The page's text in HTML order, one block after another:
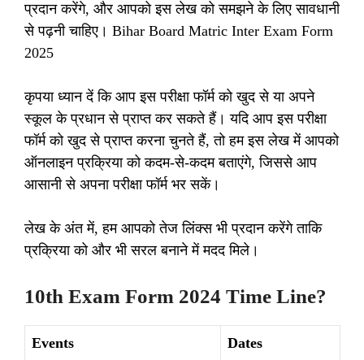
प्रदान करेंगे, और आपको इस लेख को समझने के लिए सावधानी
से पढ़नी चाहिए। Bihar Board Matric Inter Exam Form
2025
कृपया ध्यान दें कि आप इस परीक्षा फॉर्म को खुद से या अपने
स्कूल के प्रधान से प्राप्त कर सकते हैं। यदि आप इस परीक्षा
फॉर्म को खुद से प्राप्त करना चुनते हैं, तो हम इस लेख में आपको
ऑनलाइन प्रक्रिया को कदम-से-कदम बताएंगे, जिससे आप
आसानी से अपना परीक्षा फॉर्म भर सकें।
लेख के अंत में, हम आपको तेज लिंक्स भी प्रदान करेंगे ताकि
प्रक्रिया को और भी सरल बनाने में मदद मिले।
10th Exam Form 2024 Time Line?
Events Dates